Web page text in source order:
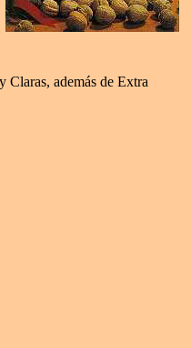
Claras, además de Extra